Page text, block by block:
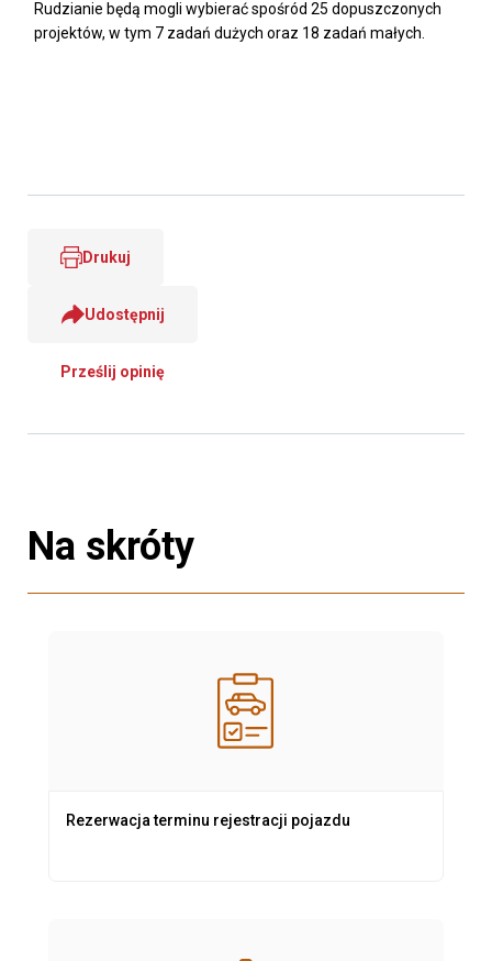
Rudzianie będą mogli wybierać spośród 25 dopuszczonych
projektów, w tym 7 zadań dużych oraz 18 zadań małych.
Drukuj
Udostępnij
Prześlij opinię
Na skróty
Rezerwacja terminu rejestracji pojazdu